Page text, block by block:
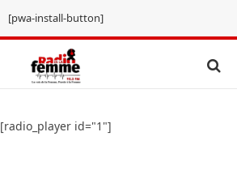
[pwa-install-button]
[radio_player id="1"]